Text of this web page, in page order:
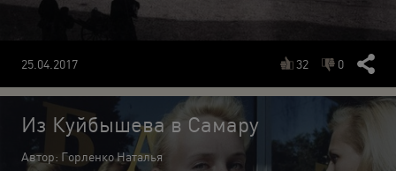
25.04.2017 32 0
Из Куйбышева в Самару
Автор: Горленко Наталья